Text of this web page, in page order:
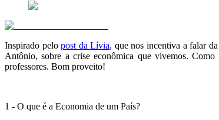
Inspirado pelopost da Lívia, que nos incentiva a falar
Antônio, sobre a crise econômica que vivemos.
professores. Bom proveito!
1 - O que é a Economia de um País?